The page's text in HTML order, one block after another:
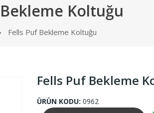
Koltuğu
Fells Puf Bekleme Koltuğu
Fells Puf Bekleme
ÜRÜN KODU: 0962